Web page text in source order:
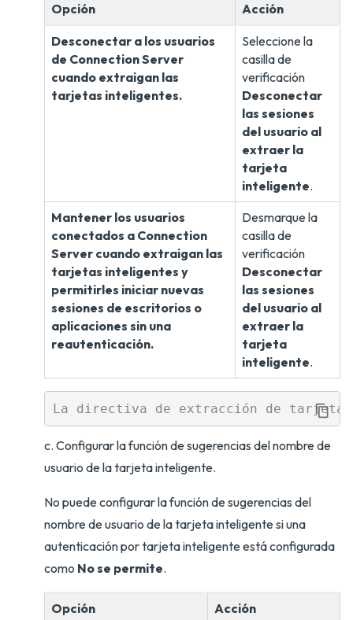
Opción Acción
Desconectar a los usuarios
de Connection Server
cuando extraigan las
tarjetas inteligentes.
Seleccione la
casilla de
verificación
Desconectar
las sesiones
del usuario al
extraer la
tarjeta
inteligente.
Mantener los usuarios
conectados a Connection
Server cuando extraigan las
tarjetas inteligentes y
permitirles iniciar nuevas
sesiones de escritorios o
aplicaciones sin una
reautenticación.
Desmarque la
casilla de
verificación
Desconectar
las sesiones
del usuario al
extraer la
tarjeta
inteligente.
c. Configurar la función de sugerencias del nombre de
usuario de la tarjeta inteligente.
No puede configurar la función de sugerencias del
nombre de usuario de la tarjeta inteligente si una
autenticación por tarjeta inteligente está configurada
como No se permite.
Opción Acción